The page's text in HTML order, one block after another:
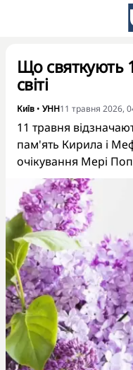
Що святкують
світі
Київ • УНН11 травня 2026,
11 травня
пам'ять Кирила і
очікування Мері